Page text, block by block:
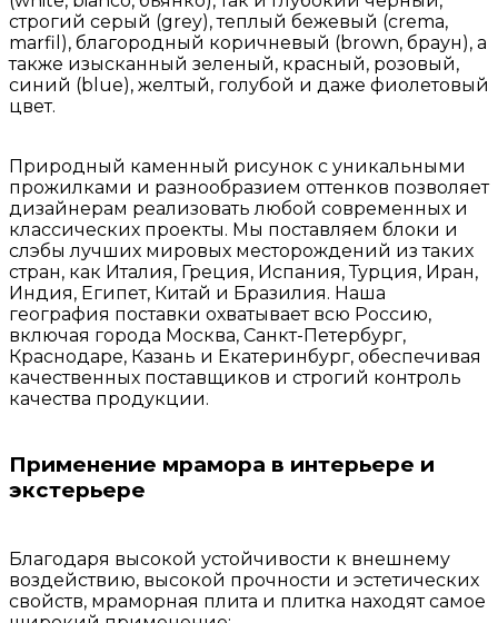
строгий серый (grey), теплый бежевый (crema,
marfil), благородный коричневый (brown, браун), а
также изысканный зеленый, красный, розовый,
синий (blue), желтый, голубой и даже фиолетовый
цвет.
Природный каменный рисунок с уникальными
прожилками и разнообразием оттенков позволяет
дизайнерам реализовать любой современных и
классических проекты. Мы поставляем блоки и
слэбы лучших мировых месторождений из таких
стран, как Италия, Греция, Испания, Турция, Иран,
Индия, Египет, Китай и Бразилия. Наша
география поставки охватывает всю Россию,
включая города Москва, Санкт-Петербург,
Краснодаре, Казань и Екатеринбург, обеспечивая
качественных поставщиков и строгий контроль
качества продукции.
Применение мрамора в интерьере и
экстерьере
Благодаря высокой устойчивости к внешнему
воздействию, высокой прочности и эстетических
свойств, мраморная плита и плитка находят самое